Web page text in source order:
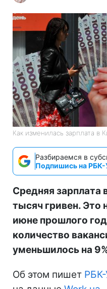
Как изменилась зарплата в
Разбираемся в
Подпишись на РБК-
Средняя зарплата
тысяч гривен. Это
июне прошлого
количество
уменьшилось на
Об этом пишет